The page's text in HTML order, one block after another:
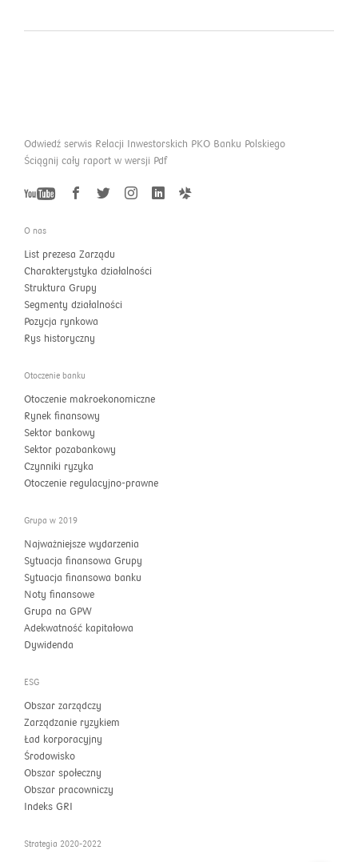
Odwiedź serwis Relacji Inwestorskich PKO Banku Polskiego
Ściągnij cały raport w wersji Pdf
YouTube
Facebook
TwitterInstagramLinkedInGoldenLine
O nas
List prezesa Zarządu
Charakterystyka działalności
Struktura Grupy
Segmenty działalności
Pozycja rynkowa
Rys historyczny
Otoczenie banku
Otoczenie makroekonomiczne
Rynek finansowy
Sektor bankowy
Sektor pozabankowy
Czynniki ryzyka
Otoczenie regulacyjno-prawne
Grupa w 2019
Najważniejsze wydarzenia
Sytuacja finansowa Grupy
Sytuacja finansowa banku
Noty finansowe
Grupa na GPW
Adekwatność kapitałowa
Dywidenda
ESG
Obszar zarządczy
Zarządzanie ryzykiem
Ład korporacyjny
Środowisko
Obszar społeczny
Obszar pracowniczy
Indeks GRI
Strategia 2020-2022